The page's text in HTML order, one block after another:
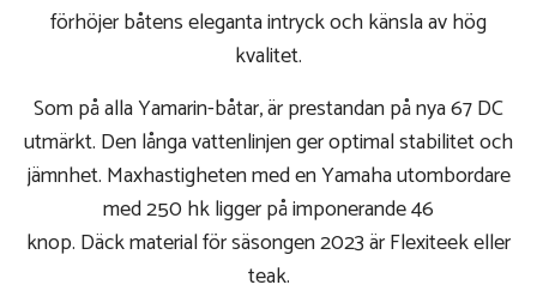
förhöjer båtens eleganta intryck och känsla av hög
kvalitet.
Som på alla Yamarin-båtar, är prestandan på nya 67 DC
utmärkt. Den långa vattenlinjen ger optimal stabilitet och
jämnhet. Maxhastigheten med en Yamaha utombordare
med 250 hk ligger på imponerande 46
knop. Däck material för säsongen 2023 är Flexiteek eller
teak.